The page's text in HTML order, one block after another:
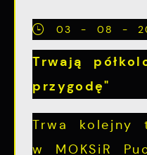
03 - 08 -
Trwają
przygodę"
Trwa kolejny
w MOKSiR